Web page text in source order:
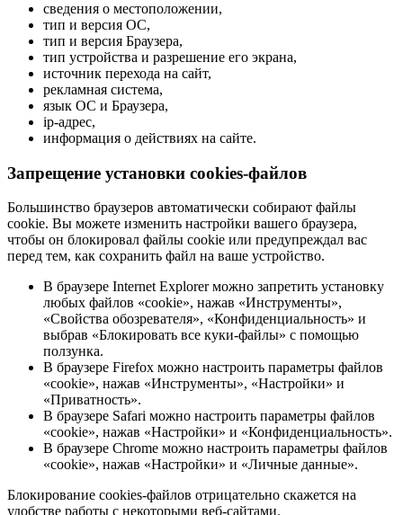
сведения о местоположении,
тип и версия ОС,
тип и версия Браузера,
тип устройства и разрешение его экрана,
источник перехода на сайт,
рекламная система,
язык ОС и Браузера,
ip-адрес,
информация о действиях на сайте.
Запрещение установки cookies-файлов
Большинство браузеров автоматически собирают файлы
cookie. Вы можете изменить настройки вашего браузера,
чтобы он блокировал файлы cookie или предупреждал вас
перед тем, как сохранить файл на ваше устройство.
В браузере Internet Explorer можно запретить установку
любых файлов «cookie», нажав «Инструменты»,
«Свойства обозревателя», «Конфиденциальность» и
выбрав «Блокировать все куки-файлы» с помощью
ползунка.
В браузере Firefox можно настроить параметры файлов
«cookie», нажав «Инструменты», «Настройки» и
«Приватность».
В браузере Safari можно настроить параметры файлов
«cookie», нажав «Настройки» и «Конфиденциальность».
В браузере Chrome можно настроить параметры файлов
«cookie», нажав «Настройки» и «Личные данные».
Блокирование cookies-файлов отрицательно скажется на
удобстве работы с некоторыми веб-сайтами.